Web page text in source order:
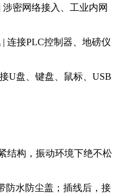
涉密网络接入、工业内网
| 连接PLC控制器、地磅仪
U盘、键盘、鼠标、USB
结构，振动环境下绝不松
防水防尘盖；插线后，接